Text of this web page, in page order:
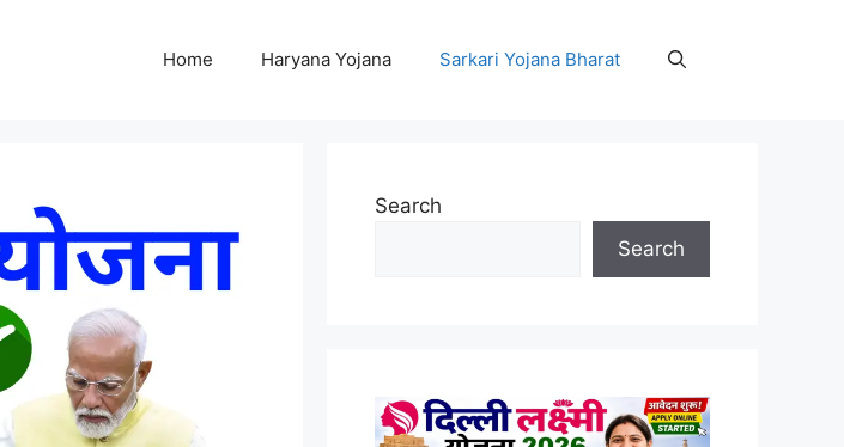
Home Haryana Yojana Sarkari Yojana Bharat
Search
Search